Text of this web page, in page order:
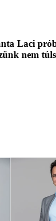
Laci
nem